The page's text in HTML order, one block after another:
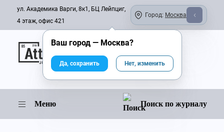
ул. Академика Варги, 8к1, БЦ Лейпциг,
4 этаж, офис 421
Город: Москва
Онлайн-журнал
Меню Поиск по журналу
Ваш город — Москва?
Да, сохранить Нет, изменить